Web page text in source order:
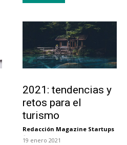
2021: tendencias y
retos para el
turismo
Redacción Magazine Startups
-
19 enero 2021